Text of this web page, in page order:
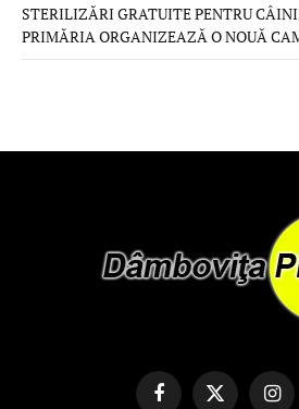
STERILIZĂRI GRATUITE PENTRU
PRIMĂRIA ORGANIZEAZĂ O NOUĂ
FacebookX